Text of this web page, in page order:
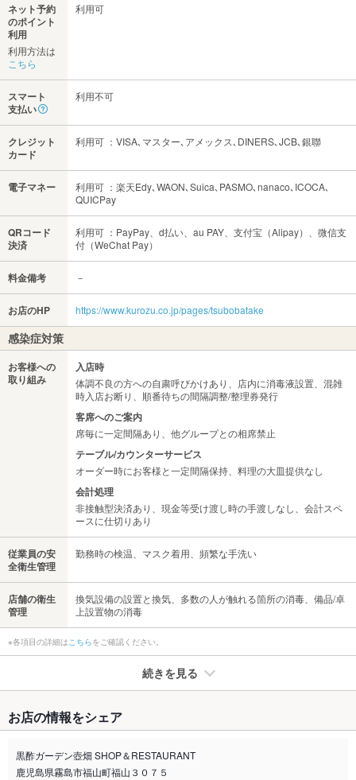
ネット予約
のポイント
利用
利用方法は
こちら
利用可
スマート
支払い
利用不可
クレジット
カード
利用可 ：VISA､マスター､アメックス､DINERS､JCB､銀聯
電子マネー
利用可 ：楽天Edy､WAON､Suica､PASMO､nanaco､ICOCA､
QUICPay
QRコード
決済
利用可 ：PayPay、d払い、au PAY、支付宝（Alipay）、微信支
付（WeChat Pay）
料金備考 －
お店のHP https://www.kurozu.co.jp/pages/tsubobatake
感染症対策
お客様への
取り組み
入店時
体調不良の方への自粛呼びかけあり、店内に消毒液設置、混雑
時入店お断り、順番待ちの間隔調整/整理券発行
客席へのご案内
席毎に一定間隔あり、他グループとの相席禁止
テーブル/カウンターサービス
オーダー時にお客様と一定間隔保持、料理の大皿提供なし
会計処理
非接触型決済あり、現金等受け渡し時の手渡しなし、会計スペ
ースに仕切りあり
従業員の安
全衛生管理
勤務時の検温、マスク着用、頻繁な手洗い
店舗の衛生
管理
換気設備の設置と換気、多数の人が触れる箇所の消毒、備品/卓
上設置物の消毒
※各項目の詳細は こちらをご確認ください。
続きを見る
禁煙・喫煙 全席禁煙
喫煙専用室 なし
お店の情報をシェア
黒酢ガーデン壺畑 SHOP＆RESTAURANT
鹿児島県霧島市福山町福山３０７５